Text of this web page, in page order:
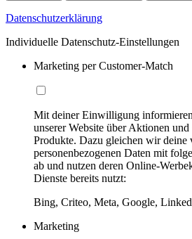
Datenschutzerklärung
Individuelle Datenschutz-Einstellungen
Marketing per Customer-Match
Mit deiner Einwilligung
unserer Website über Aktionen
Produkte. Dazu gleichen wir deine
personenbezogenen Daten mit
ab und nutzen deren Online-
Dienste bereits nutzt:
Bing, Criteo, Meta, Google,
Marketing